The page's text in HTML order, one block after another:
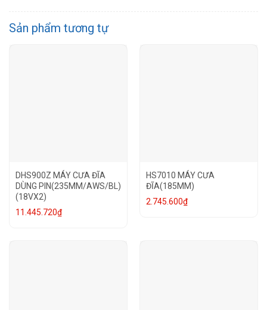
Sản phẩm tương tự
DHS900Z MÁY CƯA ĐĨA
DÙNG PIN(235MM/AWS/BL)
(18VX2)
11.445.720₫
HS7010 MÁY CƯA
ĐĨA(185MM)
2.745.600₫